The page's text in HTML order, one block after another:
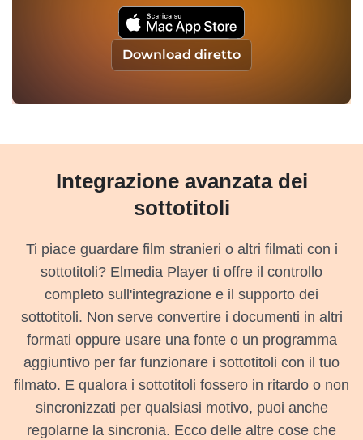
Download diretto
Integrazione avanzata dei
sottotitoli
Ti piace guardare film stranieri o altri filmati con i
sottotitoli? Elmedia Player ti offre il controllo
completo sull'integrazione e il supporto dei
sottotitoli. Non serve convertire i documenti in altri
formati oppure usare una fonte o un programma
aggiuntivo per far funzionare i sottotitoli con il tuo
filmato. E qualora i sottotitoli fossero in ritardo o non
sincronizzati per qualsiasi motivo, puoi anche
regolarne la sincronia. Ecco delle altre cose che